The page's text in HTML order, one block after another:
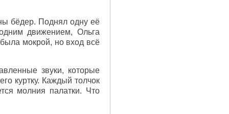
бёдер. Поднял одну её
движением, Ольга
мокрой, но вход всё
звуки, которые
куртку. Каждый толчок
молния палатки. Что